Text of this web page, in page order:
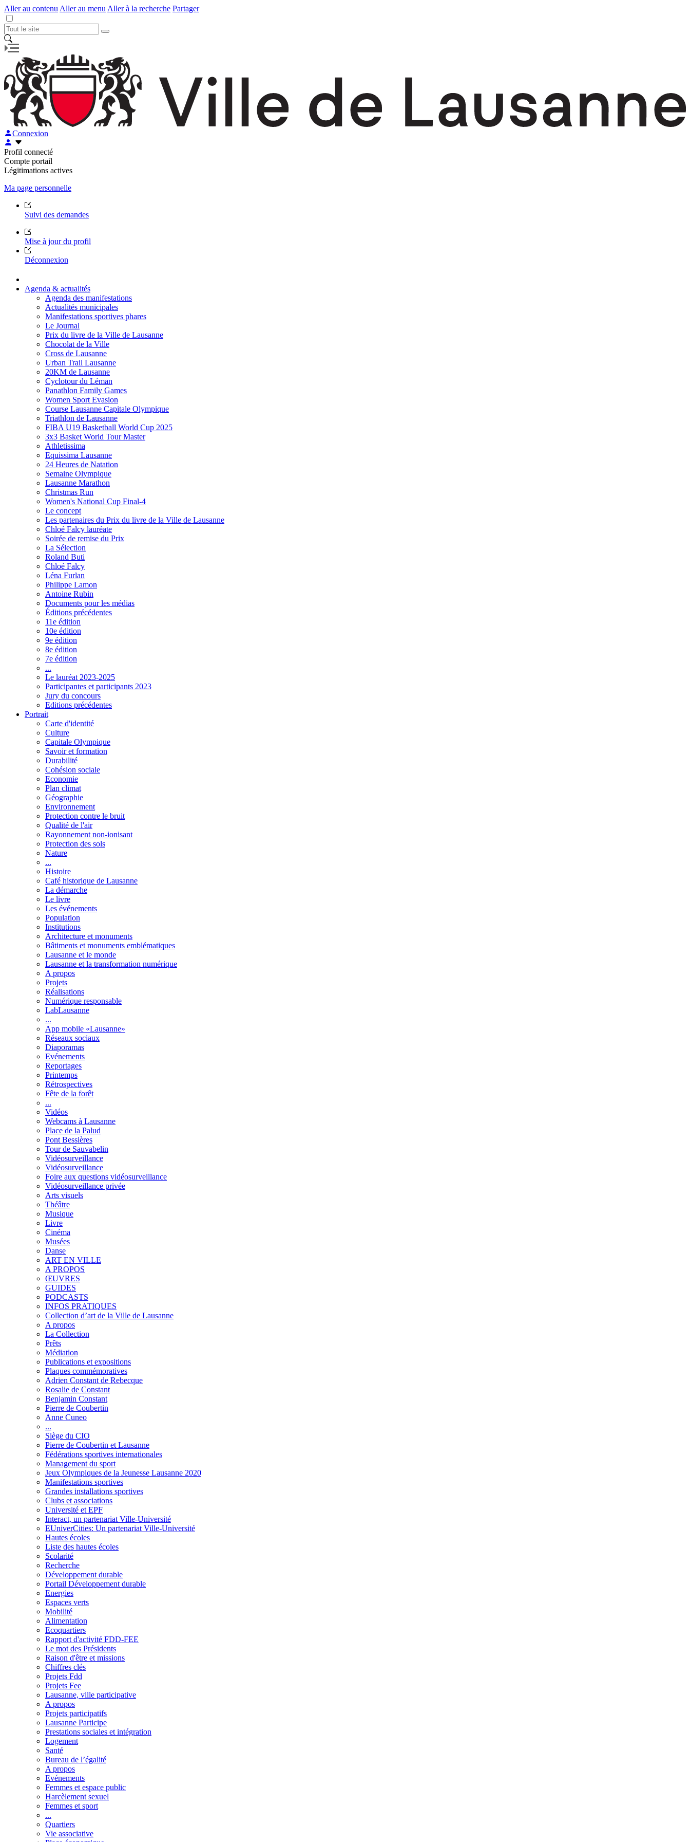
Aller au contenu Aller au menu Aller à la recherche Partager
Connexion
Profil connecté
Compte portail
Légitimations actives
Ma page personnelle
Suivi des demandes
Mise à jour du profil
Déconnexion
Agenda & actualités
Agenda des manifestations
Actualités municipales
Manifestations sportives phares
Le Journal
Prix du livre de la Ville de Lausanne
Chocolat de la Ville
Cross de Lausanne
Urban Trail Lausanne
20KM de Lausanne
Cyclotour du Léman
Panathlon Family Games
Women Sport Evasion
Course Lausanne Capitale Olympique
Triathlon de Lausanne
FIBA U19 Basketball World Cup 2025
3x3 Basket World Tour Master
Athletissima
Equissima Lausanne
24 Heures de Natation
Semaine Olympique
Lausanne Marathon
Christmas Run
Women's National Cup Final-4
Le concept
Les partenaires du Prix du livre de la Ville de Lausanne
Chloé Falcy lauréate
Soirée de remise du Prix
La Sélection
Roland Buti
Chloé Falcy
Léna Furlan
Philippe Lamon
Antoine Rubin
Documents pour les médias
Éditions précédentes
11e édition
10e édition
9e édition
8e édition
7e édition
...
Le lauréat 2023-2025
Participantes et participants 2023
Jury du concours
Editions précédentes
Portrait
Carte d'identité
Culture
Capitale Olympique
Savoir et formation
Durabilité
Cohésion sociale
Economie
Plan climat
Géographie
Environnement
Protection contre le bruit
Qualité de l'air
Rayonnement non-ionisant
Protection des sols
Nature
...
Histoire
Café historique de Lausanne
La démarche
Le livre
Les événements
Population
Institutions
Architecture et monuments
Bâtiments et monuments emblématiques
Lausanne et le monde
Lausanne et la transformation numérique
A propos
Projets
Réalisations
Numérique responsable
LabLausanne
...
App mobile «Lausanne»
Réseaux sociaux
Diaporamas
Evénements
Reportages
Printemps
Rétrospectives
Fête de la forêt
...
Vidéos
Webcams à Lausanne
Place de la Palud
Pont Bessières
Tour de Sauvabelin
Vidéosurveillance
Vidéosurveillance
Foire aux questions vidéosurveillance
Vidéosurveillance privée
Arts visuels
Théâtre
Musique
Livre
Cinéma
Musées
Danse
ART EN VILLE
A PROPOS
ŒUVRES
GUIDES
PODCASTS
INFOS PRATIQUES
Collection d’art de la Ville de Lausanne
A propos
La Collection
Prêts
Médiation
Publications et expositions
Plaques commémoratives
Adrien Constant de Rebecque
Rosalie de Constant
Benjamin Constant
Pierre de Coubertin
Anne Cuneo
...
Siège du CIO
Pierre de Coubertin et Lausanne
Fédérations sportives internationales
Management du sport
Jeux Olympiques de la Jeunesse Lausanne 2020
Manifestations sportives
Grandes installations sportives
Clubs et associations
Université et EPF
Interact, un partenariat Ville-Université
EUniverCities: Un partenariat Ville-Université
Hautes écoles
Liste des hautes écoles
Scolarité
Recherche
Développement durable
Portail Développement durable
Energies
Espaces verts
Mobilité
Alimentation
Ecoquartiers
Rapport d'activité FDD-FEE
Le mot des Présidents
Raison d'être et missions
Chiffres clés
Projets Fdd
Projets Fee
Lausanne, ville participative
A propos
Projets participatifs
Lausanne Participe
Prestations sociales et intégration
Logement
Santé
Bureau de l’égalité
A propos
Evénements
Femmes et espace public
Harcèlement sexuel
Femmes et sport
...
Quartiers
Vie associative